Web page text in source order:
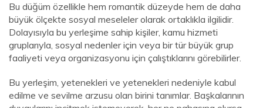
Bu düğüm özellikle hem romantik düzeyde hem de daha
büyük ölçekte sosyal meseleler olarak ortaklıkla ilgilidir.
Dolayısıyla bu yerleşime sahip kişiler, kamu hizmeti
gruplarıyla, sosyal nedenler için veya bir tür büyük grup
faaliyeti veya organizasyonu için çalıştıklarını görebilirler.
Bu yerleşim, yetenekleri ve yetenekleri nedeniyle kabul
edilme ve sevilme arzusu olan birini tanımlar. Başkalarının